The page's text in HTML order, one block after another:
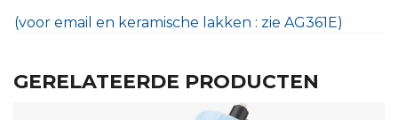
(voor email en keramische lakken : zie AG361E)
GERELATEERDE PRODUCTEN